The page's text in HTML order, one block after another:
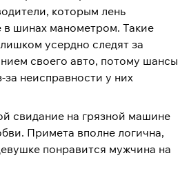
которым лень
в шинах манометром. Такие
усердно следят за
своего авто, потому шансы
за неисправности у них
свидание на грязной машине
Примета вполне логична,
понравится мужчина на